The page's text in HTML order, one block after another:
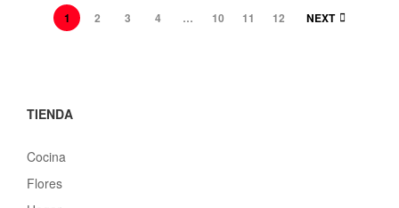
1 2 3 4 … 10 11 12 NEXT
TIENDA
Cocina
Flores